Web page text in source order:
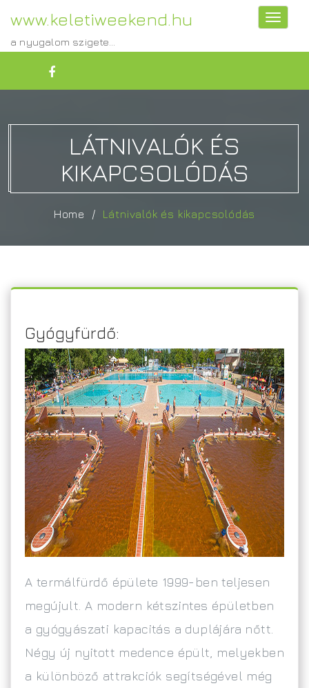
Toggle
www.keletiweekend.hu
a nyugalom szigete...
LÁTNIVALÓK ÉS
KIKAPCSOLÓDÁS
Home Látnivalók és kikapcsolódás
Gyógyfürdő:
A termálfürdő épülete 1999-ben teljesen
megújult. A modern kétszintes épületben
a gyógyászati kapacitás a duplájára nőtt.
Négy új nyitott medence épült, melyekben
a különböző attrakciók segítségével még